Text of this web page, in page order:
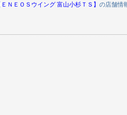
ＥＮＥＯＳウイング 富山小杉ＴＳ 】 の店舗情